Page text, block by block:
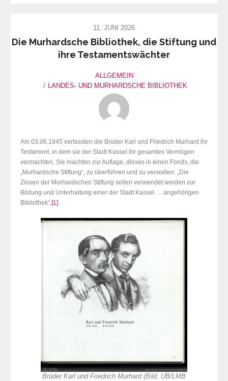
11. JUNI 2026
Die Murhardsche Bibliothek, die Stiftung und
ihre Testamentswächter
ALLGEMEIN
LANDES- UND MURHARDSCHE BIBLIOTHEK
Am 03.06.1845 verfassten die Brüder Karl und Friedrich Murhard ihr
Testament, in dem sie der Stadt Kassel ihr gesamtes Vermögen
vermachten. Sie machten zur Auflage, dieses in einen Fonds, die
„Murhardsche Stiftung“, zu überführen und zu verwalten: „Die
Zinsen der Murhardschen Stiftung sollen verwendet werden zur
Bildung und Unterhaltung einer der Stadt Kassel … angehörigen
Bibliothek“. [1]
Brüder Karl und Friedrich Murhard (Bild: UB/LMB